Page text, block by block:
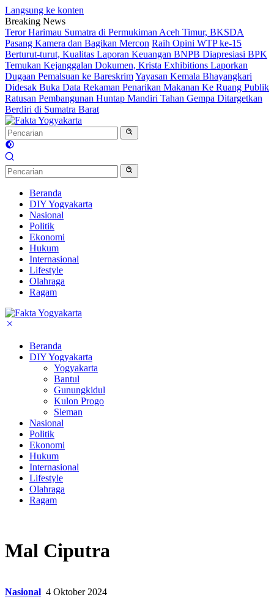
Langsung ke konten
Breaking News
Teror Harimau Sumatra di Permukiman Aceh Timur, BKSDA
Pasang Kamera dan Bagikan Mercon Raih Opini WTP ke-15
Berturut-turut, Kualitas Laporan Keuangan BNPB Diapresiasi BPK
Temukan Kejanggalan Dokumen, Krista Exhibitions Laporkan
Dugaan Pemalsuan ke BareskrimYayasan Kemala Bhayangkari
Didesak Buka Data Rekaman Penarikan Makanan Ke Ruang Publik
Ratusan Pembangunan Huntap Mandiri Tahan Gempa Ditargetkan
Berdiri di Sumatra Barat
Beranda
DIY Yogyakarta
Nasional
Politik
Ekonomi
Hukum
Internasional
Lifestyle
Olahraga
Ragam
Beranda
DIY Yogyakarta
Yogyakarta
Bantul
Gunungkidul
Kulon Progo
Sleman
Nasional
Politik
Ekonomi
Hukum
Internasional
Lifestyle
Olahraga
Ragam
Mal Ciputra
Nasional 4 Oktober 2024